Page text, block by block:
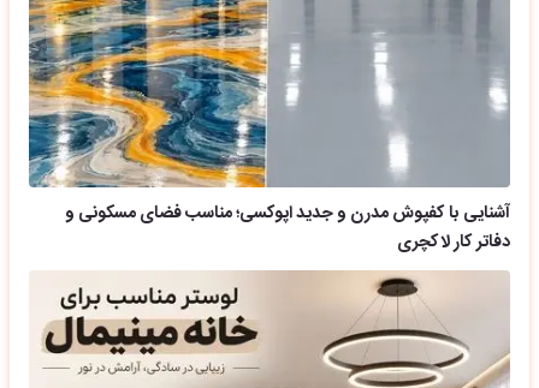
آشنایی با کفپوش مدرن و جدید اپوکسی؛ مناسب فضای مسکونی و
دفاتر کار لاکچری